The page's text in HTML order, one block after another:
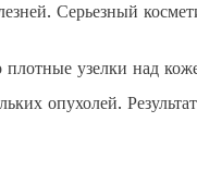
Серьезный
узелки над
опухолей.